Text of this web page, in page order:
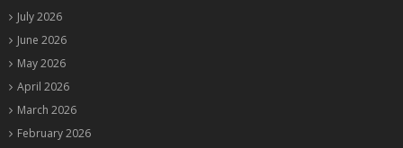
July 2026
June 2026
May 2026
April 2026
March 2026
February 2026